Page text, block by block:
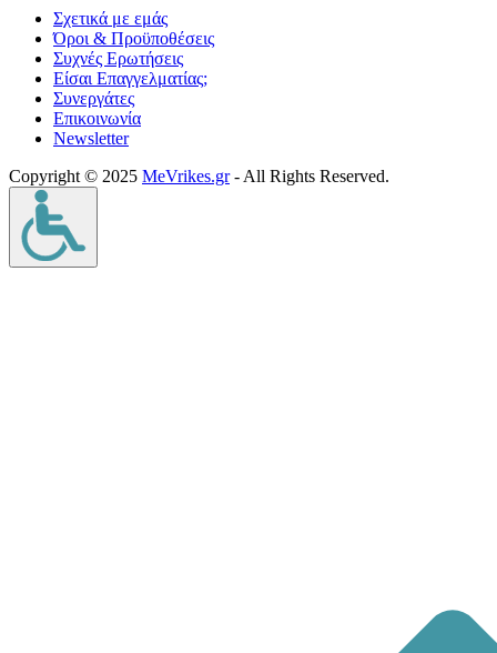
Σχετικά με εμάς
Όροι & Προϋποθέσεις
Συχνές Ερωτήσεις
Είσαι Επαγγελματίας;
Συνεργάτες
Επικοινωνία
Νewsletter
Copyright © 2025 MeVrikes.gr- All Rights Reserved.